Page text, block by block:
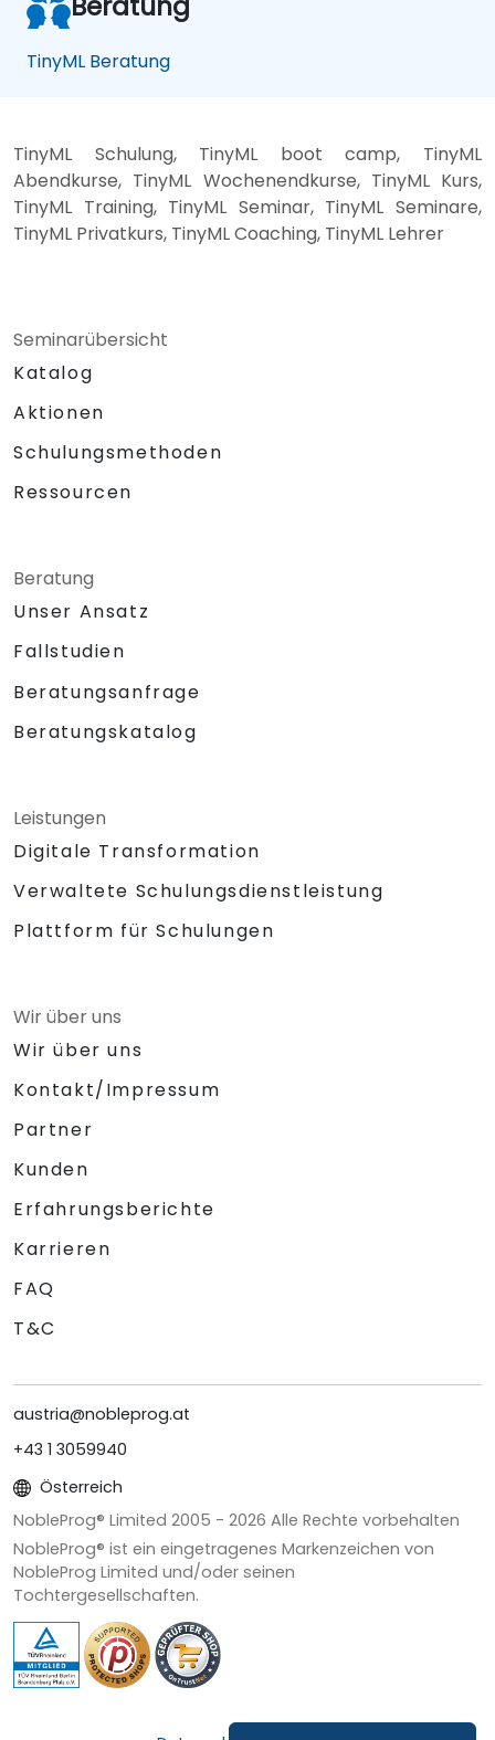
TinyML Beratung
TinyML Schulung, TinyML boot camp, TinyML
Abendkurse, TinyML Wochenendkurse, TinyML Kurs,
TinyML Training, TinyML Seminar, TinyML Seminare,
TinyML Privatkurs, TinyML Coaching, TinyML Lehrer
Seminarübersicht
Katalog
Aktionen
Schulungsmethoden
Ressourcen
Beratung
Unser Ansatz
Fallstudien
Beratungsanfrage
Beratungskatalog
Leistungen
Digitale Transformation
Verwaltete Schulungsdienstleistung
Plattform für Schulungen
Wir über uns
Wir über uns
Kontakt/Impressum
Partner
Kunden
Erfahrungsberichte
Karrieren
FAQ
T&C
austria@nobleprog.at
+43 1 3059940
Österreich
NobleProg® Limited 2005 - 2026 Alle Rechte vorbehalten
NobleProg® ist ein eingetragenes Markenzeichen von
NobleProg Limited und/oder seinen
Tochtergesellschaften.